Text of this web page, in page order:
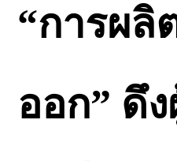
“การผลิ
ออก” ดึ